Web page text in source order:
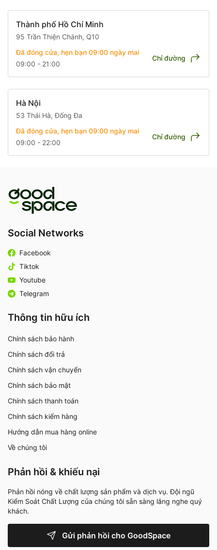
Thành phố Hồ Chí Minh
95 Trần Thiện Chánh, Q10
Đã đóng cửa, hẹn bạn 09:00 ngày mai
09:00 - 21:00
Chỉ đường
Hà Nội
53 Thái Hà, Đống Đa
Đã đóng cửa, hẹn bạn 09:00 ngày mai
09:00 - 22:00
Chỉ đường
Social Networks
Facebook
Tiktok
Youtube
Telegram
Thông tin hữu ích
Chính sách bảo hành
Chính sách đổi trả
Chính sách vận chuyển
Chính sách bảo mật
Chính sách thanh toán
Chính sách kiểm hàng
Hướng dẫn mua hàng online
Về chúng tôi
Phản hồi & khiếu nại
Phản hồi nóng về chất lượng sản phẩm và dịch vụ. Đội ngũ
Kiểm Soát Chất Lượng của chúng tôi sẵn sàng lắng nghe quý
khách.
Gửi phản hồi cho GoodSpace